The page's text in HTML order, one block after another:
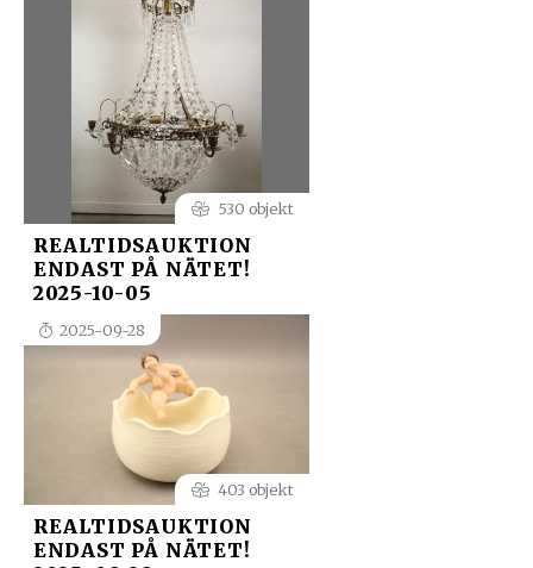
530 objekt
REALTIDSAUKTION
ENDAST PÅ NÄTET!
2025-10-05
2025-09-28
403 objekt
REALTIDSAUKTION
ENDAST PÅ NÄTET!